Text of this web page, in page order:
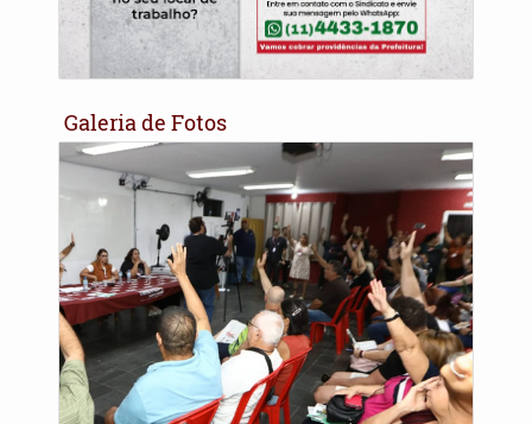
Galeria de Fotos